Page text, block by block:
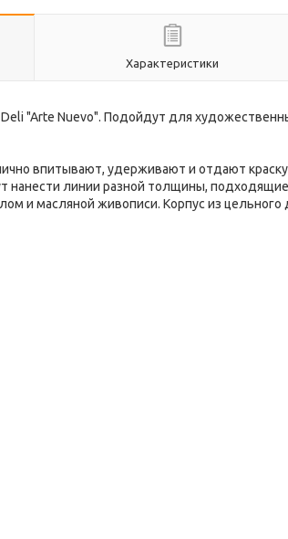
Характеристики
"Arte Nuevo". Подойдут для
впитывают, удерживают и отдают
нанести линии разной толщины,
и масляной живописи. Корпус из цельного